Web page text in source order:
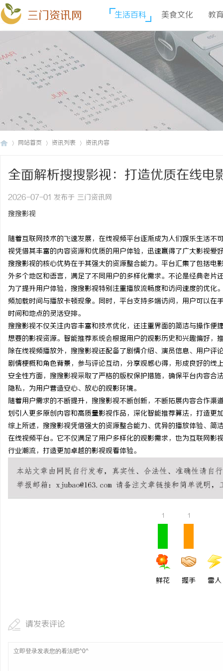
三门资讯网 生活百科 美食文化 教
网站首页 资讯列表 资讯内容
全面解析搜搜影视：打造优质在线电
2026-07-01 发布于 三门资讯网
搜搜影视
随着互联网技术的飞速发展，在线视频平台逐渐成为人们娱乐生活
视凭借其丰富的内容资源和优质的用户体验，迅速赢得了广大影视爱
搜搜影视的核心优势在于其强大的资源整合能力。平台汇集了包括
外多个地区和语言，满足了不同用户的多样化需求。不论是经典老
为了提升用户体验，搜搜影视特别注重播放流畅度和访问速度的优
频加载时间与播放卡顿现象。同时，平台支持多端访问，用户可以
时间和地点的灵活安排。
搜搜影视不仅关注内容丰富和技术优化，还注重界面的简洁与操作
想要的影视资源。智能推荐系统会根据用户的观影历史和兴趣偏好，
除在线视频播放外，搜搜影视还配备了剧情介绍、演员信息、用户
剧情梗概和角色背景，参与评论互动，分享观感心得，形成良好的线
安全性方面，搜搜影视采取了严格的版权保护措施，确保平台内容
隐私，为用户营造安心、放心的观影环境。
随着用户需求的不断提升，搜搜影视不断创新，不断拓展内容合作
划引入更多原创内容和高质量影视作品，深化智能推荐算法，打造更
综上所述，搜搜影视凭借强大的资源整合能力、优异的播放体验、
在线视频平台。它不仅满足了用户多样化的观影需求，也为互联网
行业潮流，打造更加卓越的影视观看体验。
1
鲜花
1
握手 雷人
请发表评论
武汉配眼镜 上海配眼镜